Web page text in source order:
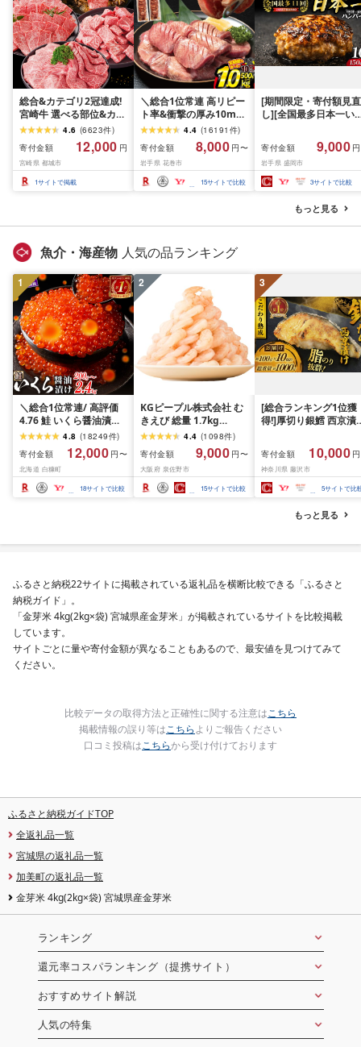
総合&カテゴリ2冠達成!
宮崎牛 選べる部位&カッ
ト (赤身&霜降り)or(赤身
のみ) 500g 1kg 2kg[発
送時期が選べる] 牛肉 焼
肉 すき焼き しゃぶしゃ
ぶ ステーキ ギフト お中
4.6 (6623件)
寄付金額
12,000 円
宮崎県 都城市
1サイトで掲載
＼総合1位常連 高リピー
ト率&衝撃の厚み10mm
厚切り牛タン 塩味/ ≪ス
ピード発送!!10営業日以
内発送≫ 選べる内容量
500g / 1kg 定期便 毎月
届く 牛肉 肉 BBQ ふるさ
と 人気 ランキング 岩手
4.4 (16191 件)
寄付金額
8,000 円〜
岩手県 花巻市
15サイトで比較
[期間限定・寄付額見直
し][全国最多日本一い
1.5kg(150g×10個) い
て牛 × 岩中豚 ハンバー
グ 合挽き 合い挽き 黒
和牛 人気 冷凍 個包装
分け 冷凍 牛肉 豚肉 和
ビーフ ポーク はんば
ぐ 挽肉 お肉 ミンチ 肉
お弁当 hannba-gu ラ
寄付金額 9,000
岩手県 盛岡市
3サイトで比較
もっと見る
魚介・海産物 人気の品ランキング
1
＼総合1位常連/ 高評価
4.76 鮭 いくら醤油漬け
ふるさと納税 いくら
200g / 400g / 800g /
1.6kg / 2.4kg 200g パッ
ク[選べる容量] 醤油漬け
海鮮 イクラ 小分け ふる
さと ランキング 人気 ギ
4.8 (18249件)
寄付金額
12,000 円〜
北海道 白糠町
18サイトで比較
2
KGピープル株式会社 む
きえび 総量 1.7kg
(850g×2P) 特大 5Lサイ
ズ バナメイエビ バラ凍
結 下処理不要 サイズ不
揃い 訳あり
4.4 (1098件)
寄付金額
9,000 円〜
大阪府 泉佐野市
15サイトで比較
3
[総合ランキング1位獲
得!]厚切り銀鱈 西京漬
約 1,000g (約 100g ×
切) 西京味噌 西京みそ
噌漬け みそ 味噌 鮮魚
介 銀だら 銀ダラ ギン
ラ ぎんだら 鱈 タラ 魚
西京焼き 西京漬 西京
き 冷凍 厳選 鮮魚 漬け
礼品 おかず おつまみ
南 藤沢
寄付金額 10,000
神奈川県 藤沢市
5サイトで比
もっと見る
ふるさと納税22サイトに掲載されている返礼品を横断比較できる「ふるさと
納税ガイド」。
「金芽米 4kg(2kg×袋) 宮城県産金芽米」が掲載されているサイトを比較掲載
しています。
サイトごとに量や寄付金額が異なることもあるので、最安値を見つけてみて
ください。
比較データの取得方法と正確性に関する注意はこちら
掲載情報の誤り等はこちらよりご報告ください
口コミ投稿はこちらから受け付けております
ふるさと納税ガイドTOP
全返礼品一覧
宮城県の返礼品一覧
加美町の返礼品一覧
金芽米 4kg(2kg×袋) 宮城県産金芽米
ランキング
還元率コスパランキング（提携サイト）
おすすめサイト解説
人気の特集